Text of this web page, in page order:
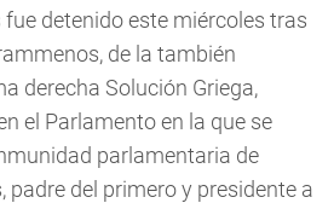
detenido este miércoles tras
de la también
derecha Solución Griega,
el Parlamento en la que se
parlamentaria de
padre del primero y presidente a